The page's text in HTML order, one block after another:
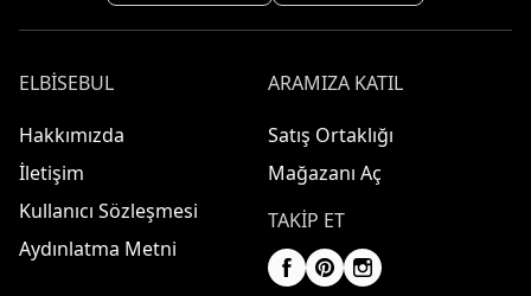
ELBISEBUL
Hakkımızda
İletişim
Kullanıcı Sözleşmesi
Aydınlatma Metni
ARAMIZA KATIL
Satış Ortaklığı
Mağazanı Aç
TAKIP ET